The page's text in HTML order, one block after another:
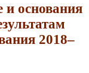
и основания
2018–